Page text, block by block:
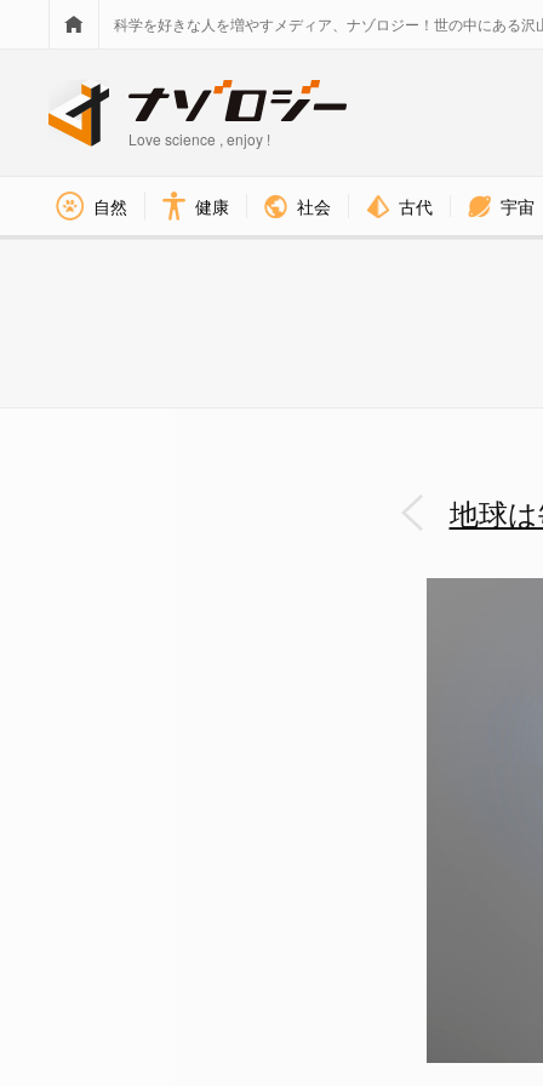
科学を好きな人を増やすメディア、ナゾロジー！世の中にある沢
Love science , enjoy !
自然 健康 社会 古代 宇宙
地球